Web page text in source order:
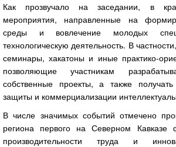
Как прозвучало на заседании, в
мероприятия, направленные на
среды и вовлечение молодых
технологическую деятельность. В
семинары, хакатоны и иные практико-
позволяющие участникам
собственные проекты, а также
защиты и коммерциализации
В числе значимых событий отмечено
региона первого на Северном
производительности труда и